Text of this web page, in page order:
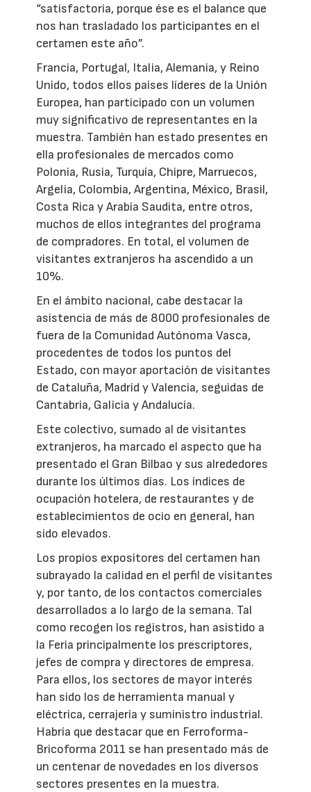
“satisfactoria, porque ése es el balance que
nos han trasladado los participantes en el
certamen este año”.
Francia, Portugal, Italia, Alemania, y Reino
Unido, todos ellos países líderes de la Unión
Europea, han participado con un volumen
muy significativo de representantes en la
muestra. También han estado presentes en
ella profesionales de mercados como
Polonia, Rusia, Turquía, Chipre, Marruecos,
Argelia, Colombia, Argentina, México, Brasil,
Costa Rica y Arabia Saudita, entre otros,
muchos de ellos integrantes del programa
de compradores. En total, el volumen de
visitantes extranjeros ha ascendido a un
10%.
En el ámbito nacional, cabe destacar la
asistencia de más de 8000 profesionales de
fuera de la Comunidad Autónoma Vasca,
procedentes de todos los puntos del
Estado, con mayor aportación de visitantes
de Cataluña, Madrid y Valencia, seguidas de
Cantabria, Galicia y Andalucía.
Este colectivo, sumado al de visitantes
extranjeros, ha marcado el aspecto que ha
presentado el Gran Bilbao y sus alrededores
durante los últimos días. Los índices de
ocupación hotelera, de restaurantes y de
establecimientos de ocio en general, han
sido elevados.
Los propios expositores del certamen han
subrayado la calidad en el perfil de visitantes
y, por tanto, de los contactos comerciales
desarrollados a lo largo de la semana. Tal
como recogen los registros, han asistido a
la Feria principalmente los prescriptores,
jefes de compra y directores de empresa.
Para ellos, los sectores de mayor interés
han sido los de herramienta manual y
eléctrica, cerrajería y suministro industrial.
Habría que destacar que en Ferroforma-
Bricoforma 2011 se han presentado más de
un centenar de novedades en los diversos
sectores presentes en la muestra.